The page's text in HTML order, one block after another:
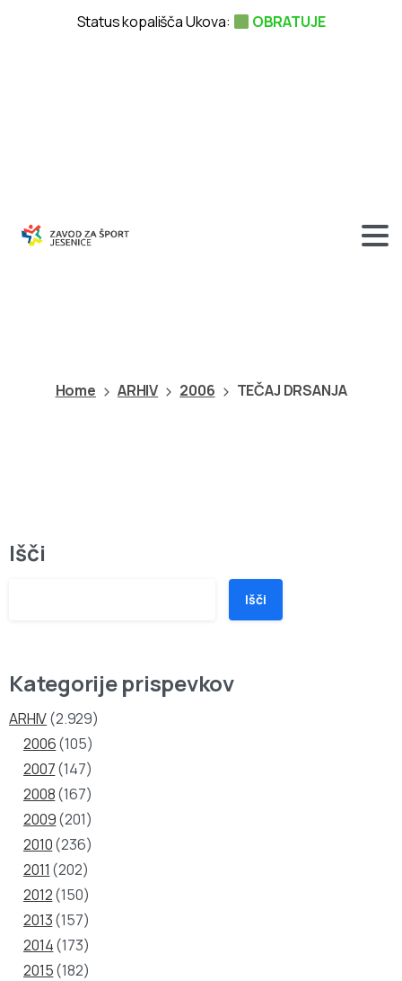
Home ARHIV 2006 TEČAJ DRSANJA
Išči
Išči
Kategorije prispevkov
ARHIV(2.929)
2006(105)
2007(147)
2008(167)
2009(201)
2010(236)
2011 (202)
2012(150)
2013(157)
2014(173)
2015(182)
Status kopališča Ukova: OBRATUJE